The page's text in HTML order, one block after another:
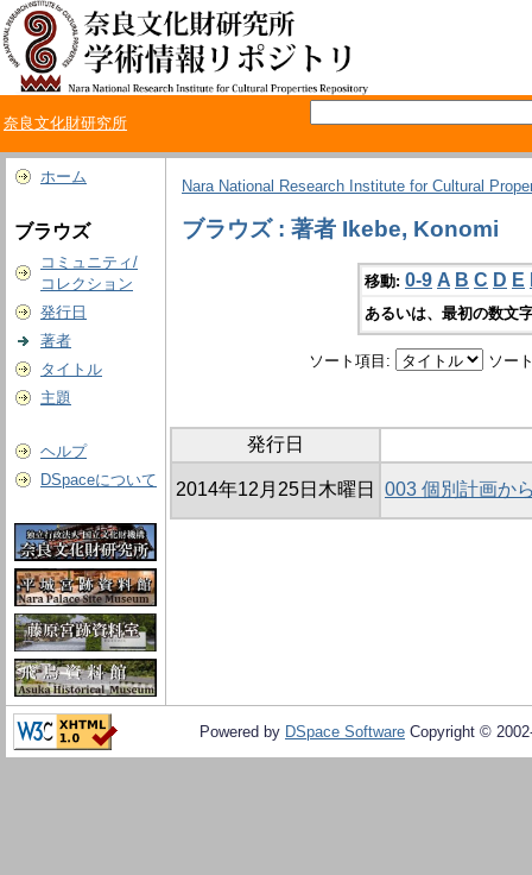
奈良文化財研究所
ホーム
ブラウズ
コミュニティ/
コレクション
発行日
著者
タイトル
主題
ヘルプ
DSpaceについて
Nara National Research Institute for Cultural
ブラウズ : 著者 Ikebe, Konomi
移動: 0-9 A B C D E
あるいは、最初の数文
ソート項目: ソー
発行日
2014年12月25日木曜日 003 個別計画か
Powered by DSpace Software Copyright ©